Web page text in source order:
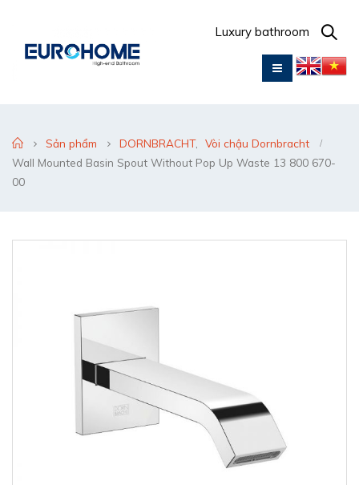
Luxury bathroom
Sản phẩm DORNBRACHT,
Vòi chậu Dornbracht
Wall Mounted Basin Spout Without Pop Up Waste 13 800 670-
00